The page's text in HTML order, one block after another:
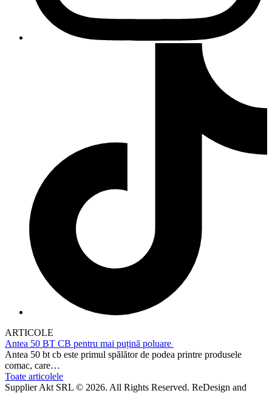
ARTICOLE
Antea 50 BT CB pentru mai puțină poluare
Antea 50 bt cb este primul spălător de podea printre produsele
comac, care…
Toate articolele
Supplier Akt SRL © 2026. All Rights Reserved. ReDesign and